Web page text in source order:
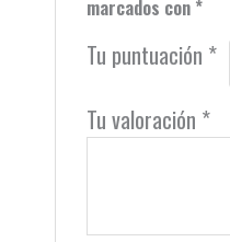
marcados con *
Tu puntuación *
Tu valoración *